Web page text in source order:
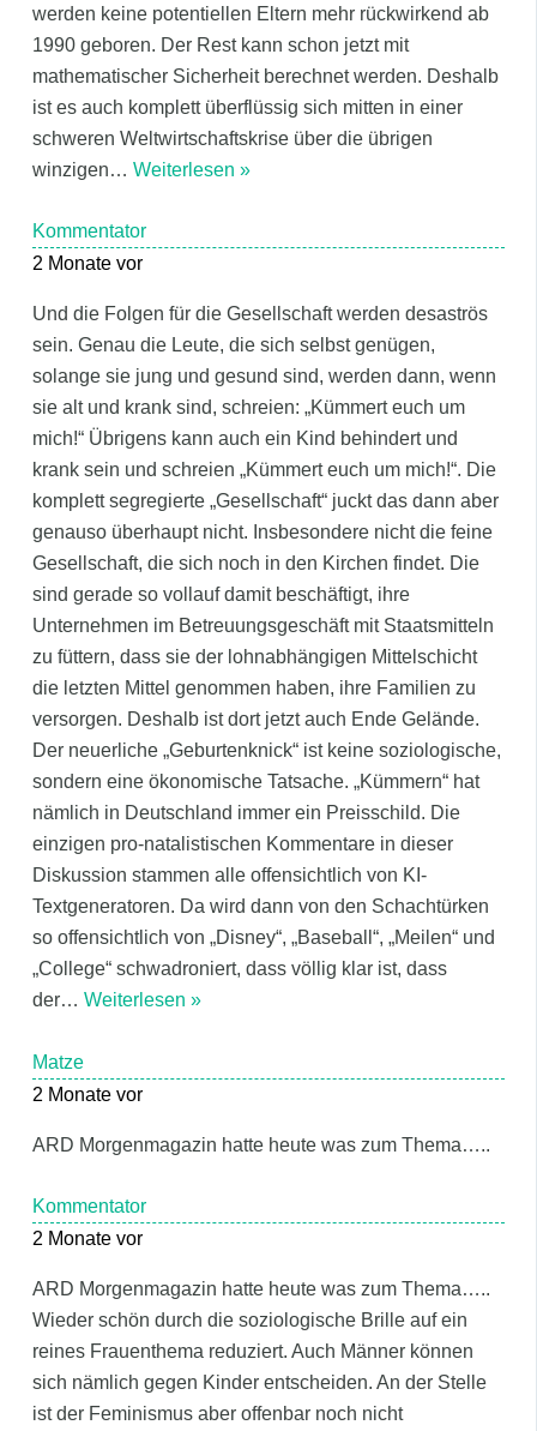
werden keine potentiellen Eltern mehr rückwirkend ab
1990 geboren. Der Rest kann schon jetzt mit
mathematischer Sicherheit berechnet werden. Deshalb
ist es auch komplett überflüssig sich mitten in einer
schweren Weltwirtschaftskrise über die übrigen
winzigen… Weiterlesen »
Kommentator
2 Monate vor
Und die Folgen für die Gesellschaft werden desaströs
sein. Genau die Leute, die sich selbst genügen,
solange sie jung und gesund sind, werden dann, wenn
sie alt und krank sind, schreien: „Kümmert euch um
mich!“ Übrigens kann auch ein Kind behindert und
krank sein und schreien „Kümmert euch um mich!“. Die
komplett segregierte „Gesellschaft“ juckt das dann aber
genauso überhaupt nicht. Insbesondere nicht die feine
Gesellschaft, die sich noch in den Kirchen findet. Die
sind gerade so vollauf damit beschäftigt, ihre
Unternehmen im Betreuungsgeschäft mit Staatsmitteln
zu füttern, dass sie der lohnabhängigen Mittelschicht
die letzten Mittel genommen haben, ihre Familien zu
versorgen. Deshalb ist dort jetzt auch Ende Gelände.
Der neuerliche „Geburtenknick“ ist keine soziologische,
sondern eine ökonomische Tatsache. „Kümmern“ hat
nämlich in Deutschland immer ein Preisschild. Die
einzigen pro-natalistischen Kommentare in dieser
Diskussion stammen alle offensichtlich von KI-
Textgeneratoren. Da wird dann von den Schachtürken
so offensichtlich von „Disney“, „Baseball“, „Meilen“ und
„College“ schwadroniert, dass völlig klar ist, dass
der… Weiterlesen »
Matze
2 Monate vor
ARD Morgenmagazin hatte heute was zum Thema…..
Kommentator
2 Monate vor
ARD Morgenmagazin hatte heute was zum Thema…..
Wieder schön durch die soziologische Brille auf ein
reines Frauenthema reduziert. Auch Männer können
sich nämlich gegen Kinder entscheiden. An der Stelle
ist der Feminismus aber offenbar noch nicht